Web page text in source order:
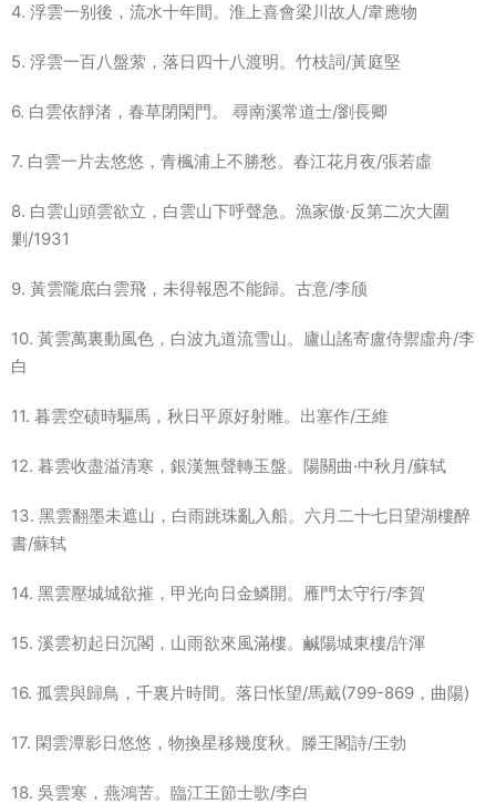
4. 浮雲一别後，流水十年間。淮上喜會梁川故人/韋應物
5. 浮雲一百八盤萦，落日四十八渡明。竹枝詞/黃庭堅
6. 白雲依靜渚，春草閉閑門。 尋南溪常道士/劉長卿
7. 白雲一片去悠悠，青楓浦上不勝愁。春江花月夜/張若虛
8. 白雲山頭雲欲立，白雲山下呼聲急。漁家傲·反第二次大圍
剿/1931
9. 黃雲隴底白雲飛，未得報恩不能歸。古意/李颀
10. 黃雲萬裏動風色，白波九道流雪山。廬山謠寄盧侍禦虛舟/李
白
11. 暮雲空碛時驅馬，秋日平原好射雕。出塞作/王維
12. 暮雲收盡溢清寒，銀漢無聲轉玉盤。陽關曲·中秋月/蘇轼
13. 黑雲翻墨未遮山，白雨跳珠亂入船。六月二十七日望湖樓醉
書/蘇轼
14. 黑雲壓城城欲摧，甲光向日金鱗開。雁門太守行/李賀
15. 溪雲初起日沉閣，山雨欲來風滿樓。鹹陽城東樓/許渾
16. 孤雲與歸鳥，千裏片時間。落日怅望/馬戴(799-869，曲陽)
17. 閑雲潭影日悠悠，物換星移幾度秋。滕王閣詩/王勃
18. 吳雲寒，燕鴻苦。臨江王節士歌/李白